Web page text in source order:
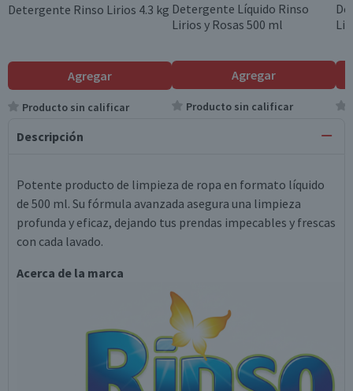
Detergente Rinso Lirios 4.3 kg
Agregar
Producto sin calificar
Detergente Líquido Rinso
Lirios y Rosas 500 ml
Agregar
Producto sin calificar
Descripción
Potente producto de limpieza de ropa en formato líquido
de 500 ml. Su fórmula avanzada asegura una limpieza
profunda y eficaz, dejando tus prendas impecables y frescas
con cada lavado.
Acerca de la marca